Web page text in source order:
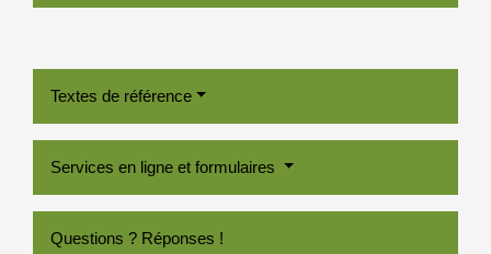
Textes de référence
Services en ligne et formulaires
Questions ? Réponses !